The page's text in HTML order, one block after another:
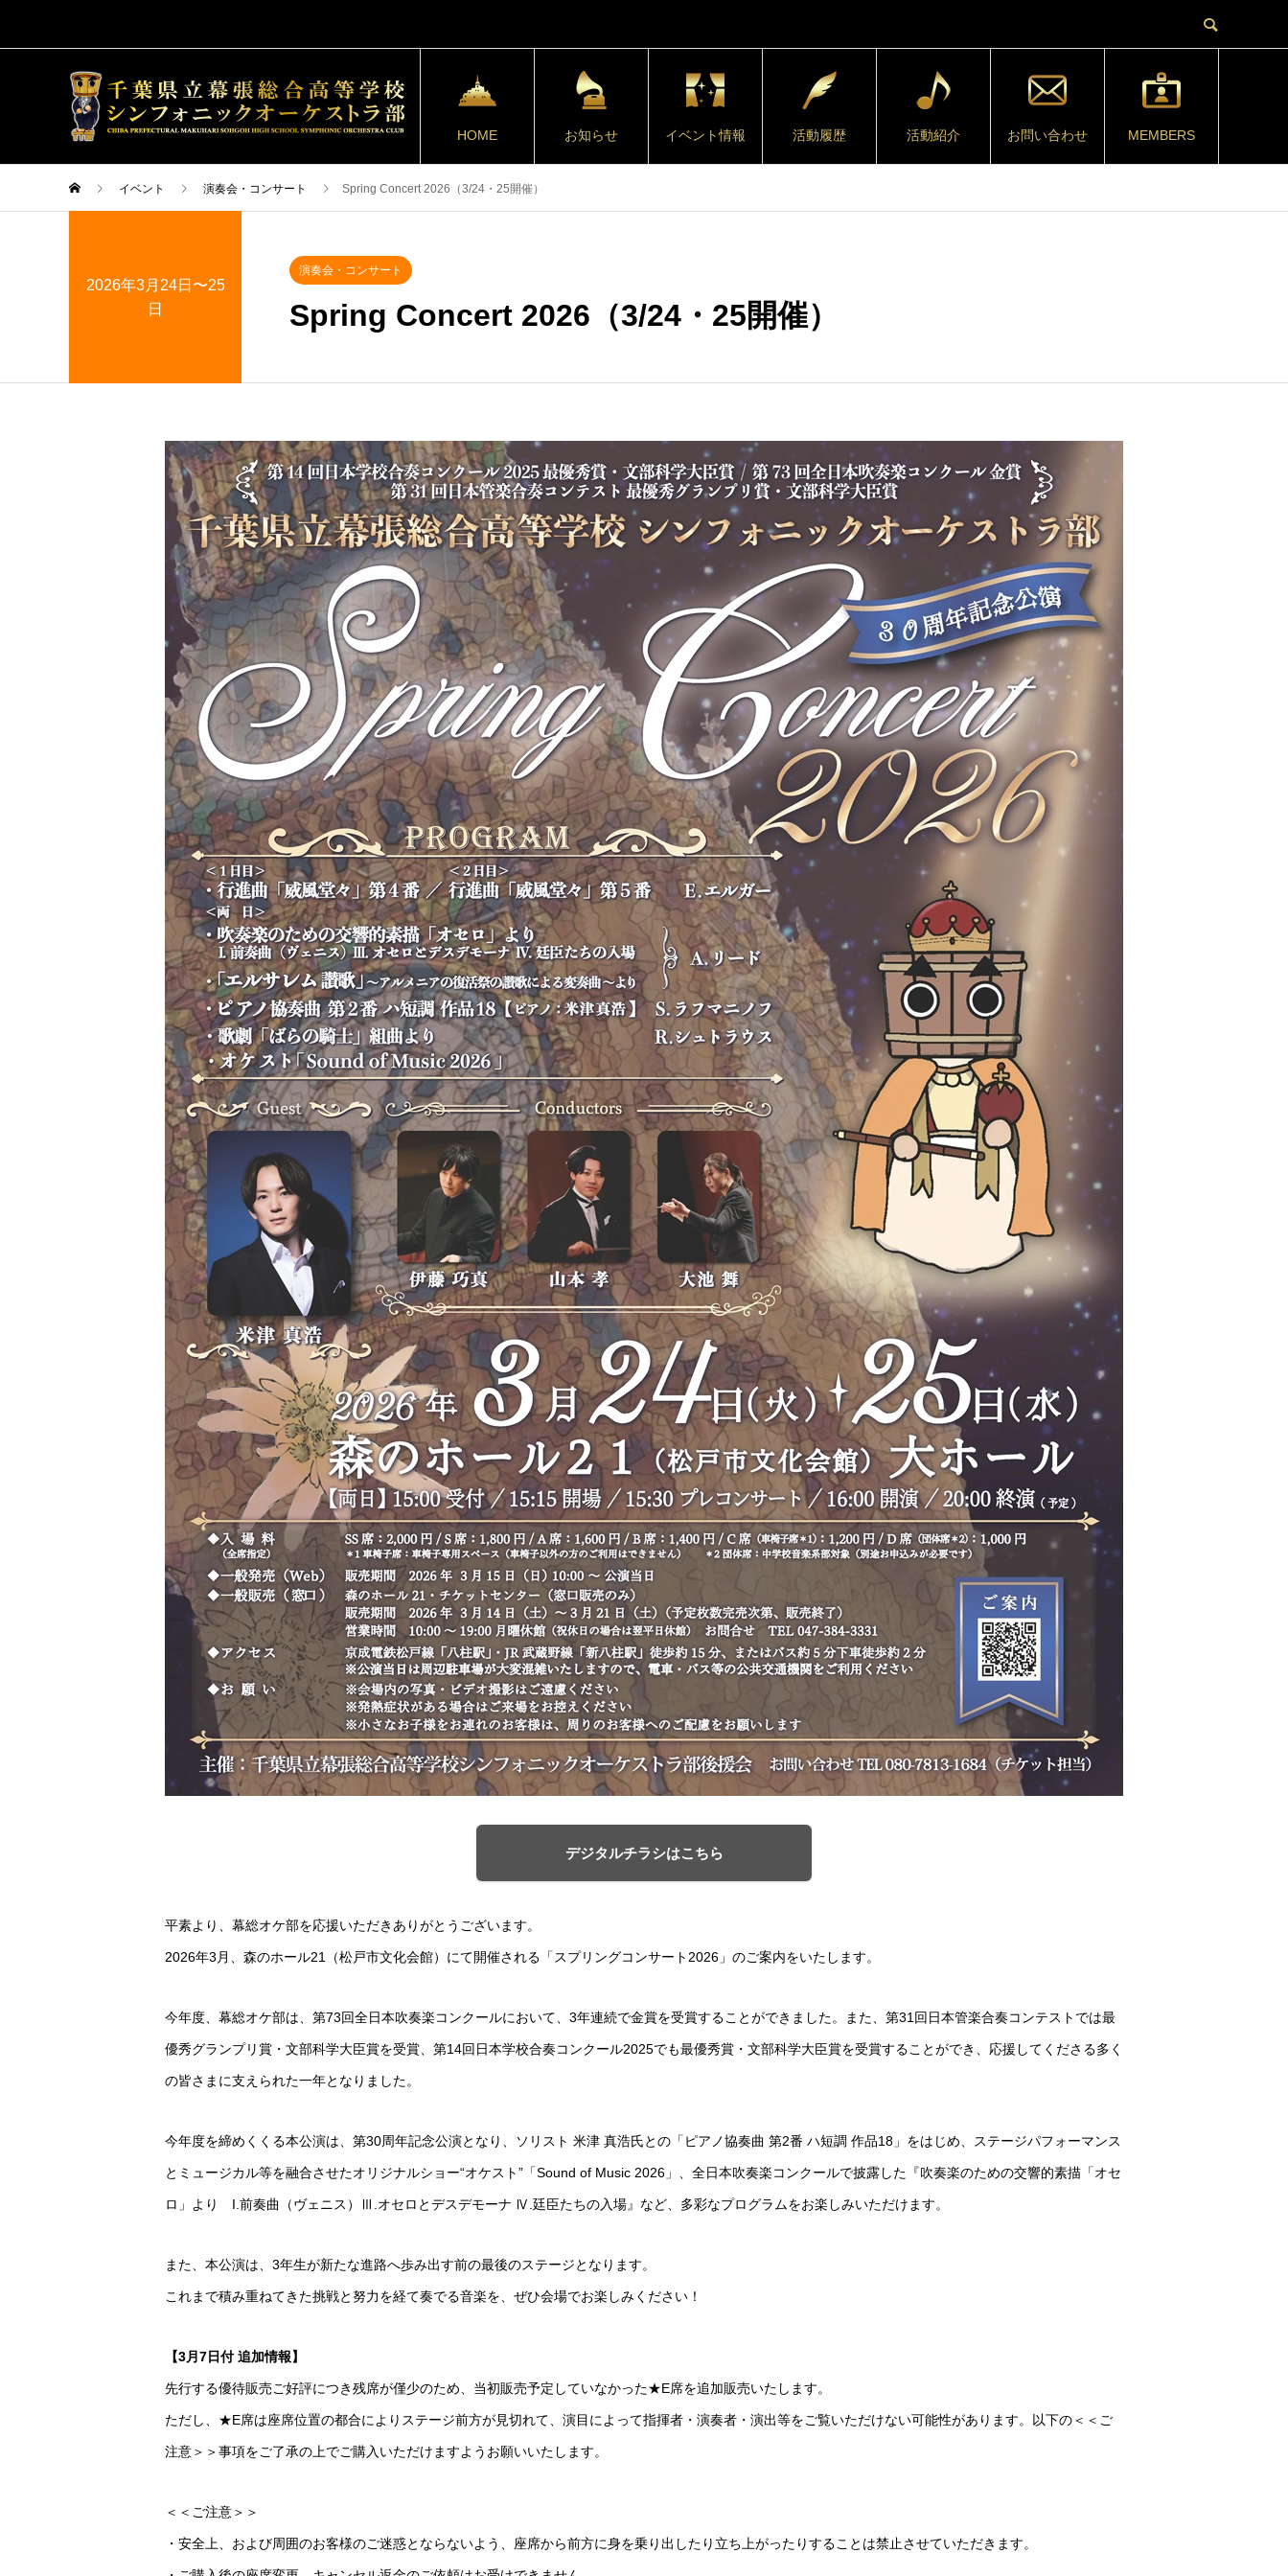
HOME お知らせ イベント情報 活動履歴 活動紹介 お問い合わせ MEMBERS
イベント 演奏会・コンサート Spring Concert 2026（3/24・25開催）
2026年3月24日〜25
日
演奏会・コンサート
Spring Concert 2026（3/24・25開催）
デジタルチラシはこちら
平素より、幕総オケ部を応援いただきありがとうございます。
2026年3月、森のホール21（松戸市文化会館）にて開催される「スプリングコンサート2026」のご案内をいたします。
今年度、幕総オケ部は、第73回全日本吹奏楽コンクールにおいて、3年連続で金賞を受賞することができました。また、第31回日本管楽合奏コンテストでは最
優秀グランプリ賞・文部科学大臣賞を受賞、第14回日本学校合奏コンクール2025でも最優秀賞・文部科学大臣賞を受賞することができ、応援してくださる多く
の皆さまに支えられた一年となりました。
今年度を締めくくる本公演は、第30周年記念公演となり、ソリスト 米津 真浩氏との「ピアノ協奏曲 第2番 ハ短調 作品18」をはじめ、ステージパフォーマンス
とミュージカル等を融合させたオリジナルショー“オケスト”「Sound of Music 2026」、全日本吹奏楽コンクールで披露した『吹奏楽のための交響的素描「オセ
ロ」より I.前奏曲（ヴェニス）Ⅲ.オセロとデスデモーナ Ⅳ.廷臣たちの入場』など、多彩なプログラムをお楽しみいただけます。
また、本公演は、3年生が新たな進路へ歩み出す前の最後のステージとなります。
これまで積み重ねてきた挑戦と努力を経て奏でる音楽を、ぜひ会場でお楽しみください！
【3月7日付 追加情報】
先行する優待販売ご好評につき残席が僅少のため、当初販売予定していなかった★E席を追加販売いたします。
ただし、★E席は座席位置の都合によりステージ前方が見切れて、演目によって指揮者・演奏者・演出等をご覧いただけない可能性があります。以下の＜＜ご
注意＞＞事項をご了承の上でご購入いただけますようお願いいたします。
＜＜ご注意＞＞
・安全上、および周囲のお客様のご迷惑とならないよう、座席から前方に身を乗り出したり立ち上がったりすることは禁止させていただきます。